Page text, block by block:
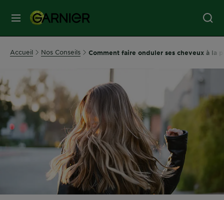
MENU
SOINS
SOINS
CHEVEUX
COLORATION
SOLAIRE
Accueil Nos Conseils Comment faire onduler ses cheveux à la